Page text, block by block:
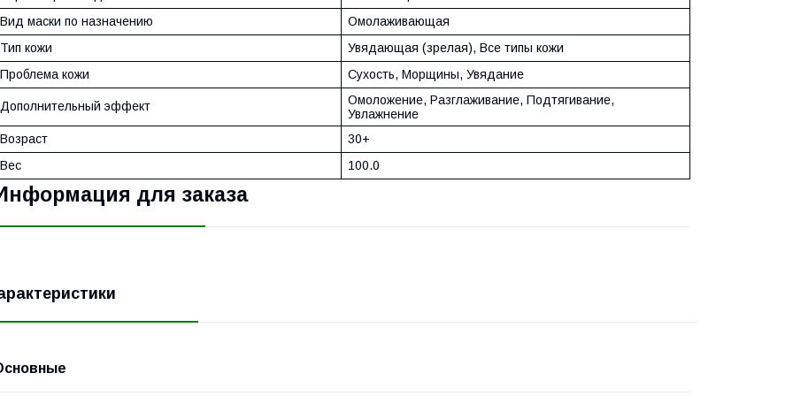
Вид маски по назначению
Омолаживающая
Тип кожи
Увядающая (зрелая), Все типы кожи
Проблема кожи
Сухость, Морщины, Увядание
Дополнительный эффект Омоложение, Разглаживание, Подтягивание,
Увлажнение
Возраст
30+
Вес
100.0
для заказа